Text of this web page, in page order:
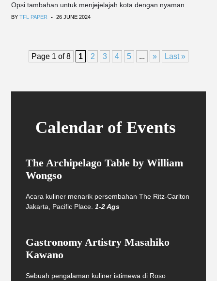
Opsi tambahan untuk menjejelajah kota dengan nyaman.
BY TFL PAPER . 26 JUNE 2024
Page 1 of 8 1 2 3 4 5 ... » Last »
Calendar of Events
The Archipelago Table by William
Wongso
Acara kuliner menarik persembahan The Ritz-Carlton
Jakarta, Pacific Place. 1-2 Ags
Gastronomy Artistry Masahiko
Kawano
Sebuah pengalaman kuliner istimewa di Roso